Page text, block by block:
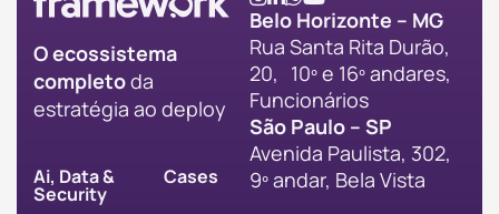
O ecossistema
completoda
estratégia ao deploy
Ai, Data &
Security
Cases
Belo Horizonte – MG
Rua Santa Rita Durão,
20, 10º e 16º andares,
Funcionários
São Paulo – SP
Avenida Paulista, 302,
9º andar, Bela Vista